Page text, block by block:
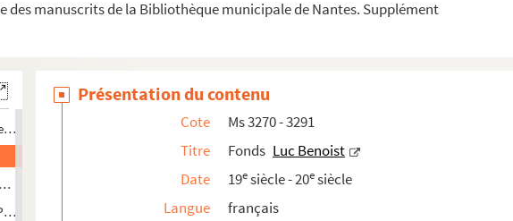
des manuscrits de la Bibliothèque municipale de Nantes. Supplément
Biès
Reweliotty
Présentation du contenu
Cote
Ms 3270 - 3291
Titre
Fonds Luc Benoist
Date
19esiècle - 20esiècle
Langue
français